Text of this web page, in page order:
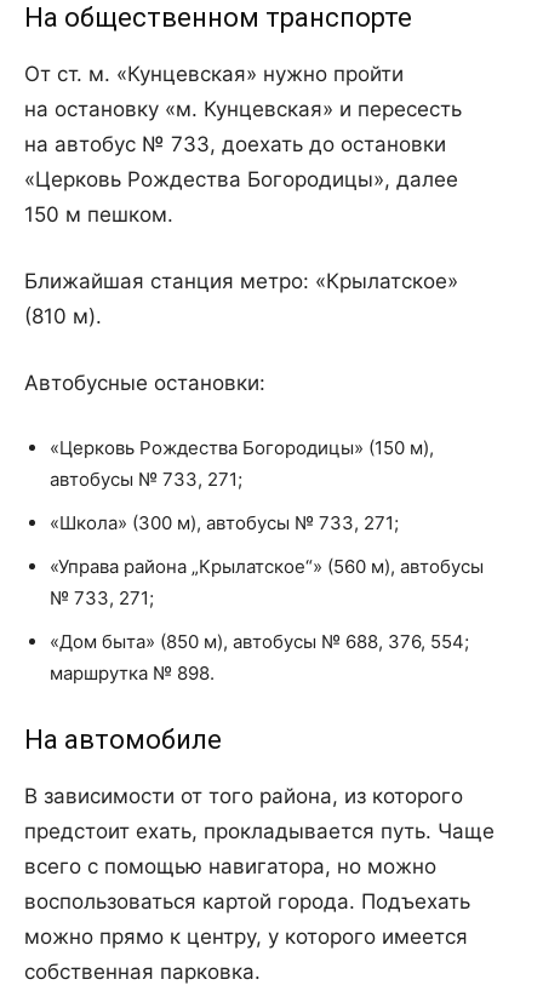
На общественном транспорте
От ст. м. «Кунцевская» нужно пройти
на остановку «м. Кунцевская» и пересесть
на автобус № 733, доехать до остановки
«Церковь Рождества Богородицы», далее
150 м пешком.
Ближайшая станция метро: «Крылатское»
(810 м).
Автобусные остановки:
«Церковь Рождества Богородицы» (150 м),
автобусы № 733, 271;
«Школа» (300 м), автобусы № 733, 271;
«Управа района „Крылатское“» (560 м), автобусы
№ 733, 271;
«Дом быта» (850 м), автобусы № 688, 376, 554;
маршрутка № 898.
На автомобиле
В зависимости от того района, из которого
предстоит ехать, прокладывается путь. Чаще
всего с помощью навигатора, но можно
воспользоваться картой города. Подъехать
можно прямо к центру, у которого имеется
собственная парковка.